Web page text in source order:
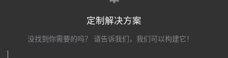
定制解决方案
没找到你需要的吗？ 请告诉我们，我们可以构建它！